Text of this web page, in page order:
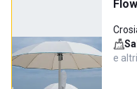
e altri